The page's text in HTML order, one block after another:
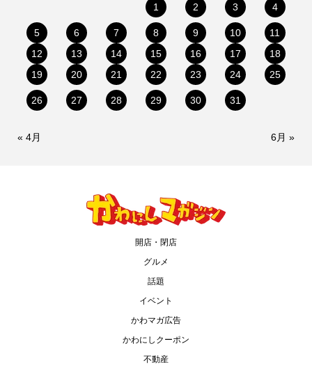
1 2 3 4
5 6 7 8 9 10
11
12
13 14 15 16 17
18
19
20 21 22 23 24 25
26 27 28 29 30 31
« 4月 6月 »
開店・閉店
グルメ
話題
イベント
かわマガ広告
かわにしクーポン
不動産